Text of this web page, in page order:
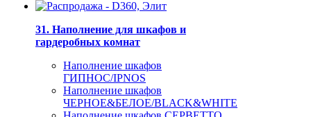
31. Наполнение для шкафов и
гардеробных комнат
Наполнение шкафов
ГИПНОС/IPNOS
Наполнение шкафов
ЧЕРНОЕ&БЕЛОЕ/BLACK&WHITE